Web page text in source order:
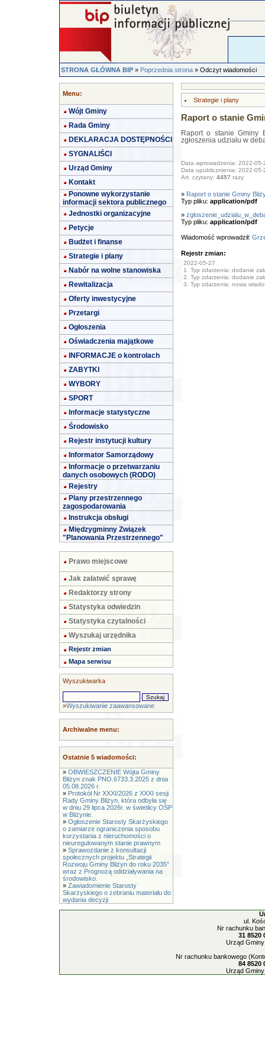
STRONA GŁÓWNA BIP»Poprzednia strona» Odczyt wiadomości
Menu:
Wójt Gminy
Rada Gminy
DEKLARACJA DOSTĘPNOŚCI
SYGNALIŚCI
Urząd Gminy
Kontakt
Ponowne wykorzystanie
informacji sektora publicznego
Jednostki organizacyjne
Petycje
Budżet i finanse
Strategie i plany
Nabór na wolne stanowiska
Rewitalizacja
Oferty inwestycyjne
Przetargi
Ogłoszenia
Oświadczenia majątkowe
INFORMACJE o kontrolach
ZABYTKI
WYBORY
SPORT
Informacje statystyczne
Środowisko
Rejestr instytucji kultury
Informator Samorządowy
Informacje o przetwarzaniu
danych osobowych (RODO)
Rejestry
Plany przestrzennego
zagospodarowania
Instrukcja obsługi
Międzygminny Związek
"Planowania Przestrzennego"
Prawo miejscowe
Jak załatwić sprawę
Redaktorzy strony
Statystyka odwiedzin
Statystyka czytalności
Wyszukaj urzędnika
Rejestr zmian
Mapa serwisu
Wyszukiwarka
»Wyszukiwanie zaawansowane
Archiwalne menu:
Ostatnie 5 wiadomości:
» OBWIESZCZENIE Wójta Gminy
Bliżyn znak PNO.6733.3.2025 z dnia
05.08.2026 r.
» Protokół Nr XXXI/2026 z XXXI sesji
Rady Gminy Bliżyn, która odbyła się
w dniu 29 lipca 2026r. w świetlicy OSP
w Bliżynie.
» Ogłoszenie Starosty Skarżyskiego
o zamiarze ograniczenia sposobu
korzystania z nieruchomości o
nieuregulowanym stanie prawnym
» Sprawozdanie z konsultacji
społecznych projektu „Strategii
Rozwoju Gminy Bliżyn do roku 2035”
wraz z Prognozą oddziaływania na
środowisko.
» Zawiadomienie Starosty
Skarżyskiego o zebraniu materiału do
wydania decyzji
Strategie i plany
Raport o stanie
Raport o stanie Gminy
zgłoszenia udziału w
Data wprowadzenia: 2022-05-
Data upublicznienia: 2022-05-
Art. czytany: 4457 razy
» Raport o stanie Gminy
Typ pliku: application/pdf
»
Typ pliku: application/pdf
Wiadomość wprowadził:
Rejestr zmian:
2022-05-27
1. Typ zdarzenia: dodanie
2. Typ zdarzenia: dodanie
3. Typ zdarzenia: nowa
ul.
Nr rachunku
31 8520
Urząd
Nr rachunku bankowego
84 8520
Urząd